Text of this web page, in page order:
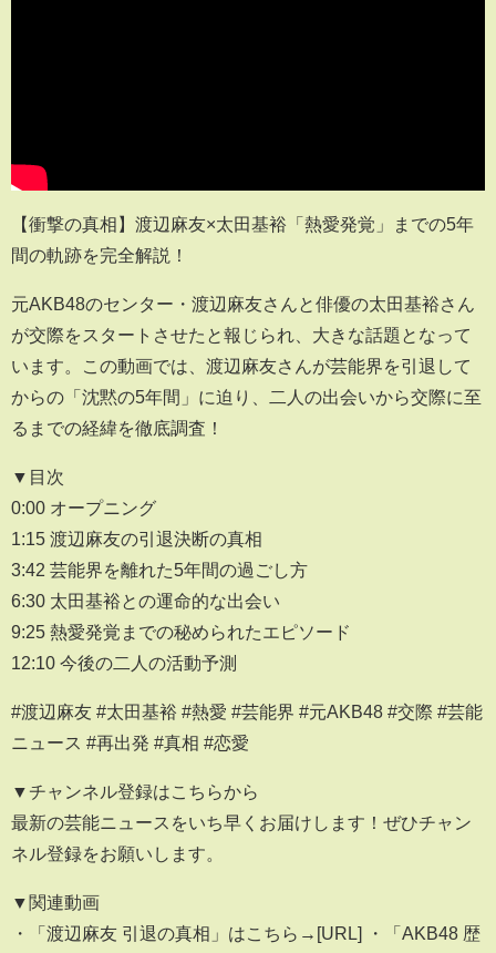
【衝撃の真相】渡辺麻友×太田基裕「熱愛発覚」までの5年
間の軌跡を完全解説！
元AKB48のセンター・渡辺麻友さんと俳優の太田基裕さん
が交際をスタートさせたと報じられ、大きな話題となって
います。この動画では、渡辺麻友さんが芸能界を引退して
からの「沈黙の5年間」に迫り、二人の出会いから交際に至
るまでの経緯を徹底調査！
▼目次
0:00 オープニング
1:15 渡辺麻友の引退決断の真相
3:42 芸能界を離れた5年間の過ごし方
6:30 太田基裕との運命的な出会い
9:25 熱愛発覚までの秘められたエピソード
12:10 今後の二人の活動予測
#渡辺麻友 #太田基裕 #熱愛 #芸能界 #元AKB48 #交際 #芸能
ニュース #再出発 #真相 #恋愛
▼チャンネル登録はこちらから
最新の芸能ニュースをいち早くお届けします！ぜひチャン
ネル登録をお願いします。
▼関連動画
・「渡辺麻友 引退の真相」はこちら→[URL] ・「AKB48 歴